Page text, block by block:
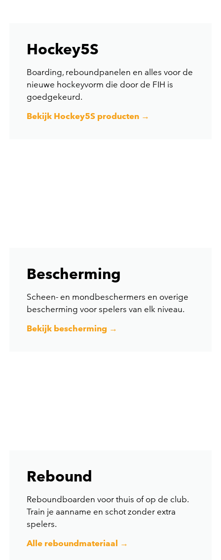
Hockey5S
Boarding, reboundpanelen en alles voor de
nieuwe hockeyvorm die door de FIH is
goedgekeurd.
Bekijk Hockey5S producten →
Bescherming
Scheen- en mondbeschermers en overige
bescherming voor spelers van elk niveau.
Bekijk bescherming →
Rebound
Reboundboarden voor thuis of op de club.
Train je aanname en schot zonder extra
spelers.
Alle reboundmateriaal →